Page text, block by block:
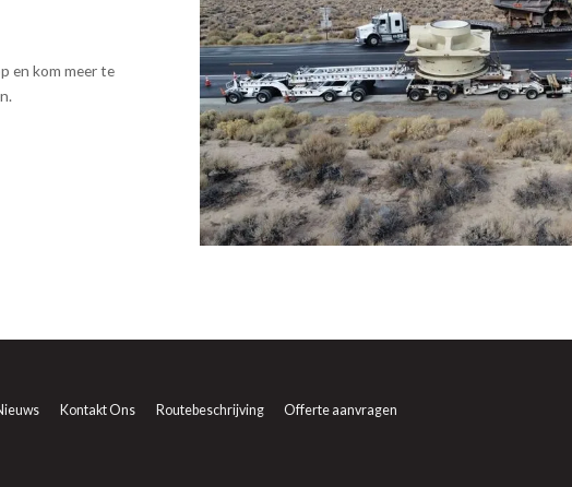
en kom meer te
Kontakt Ons Routebeschrijving Offerte aanvragen